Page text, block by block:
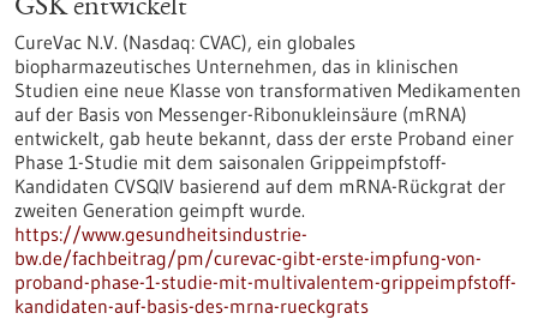
GSK entwickelt
CureVac N.V. (Nasdaq: CVAC), ein globales
biopharmazeutisches Unternehmen, das in klinischen
Studien eine neue Klasse von transformativen Medikamenten
auf der Basis von Messenger-Ribonukleinsäure (mRNA)
entwickelt, gab heute bekannt, dass der erste Proband einer
Phase 1-Studie mit dem saisonalen Grippeimpfstoff-
Kandidaten CVSQIV basierend auf dem mRNA-Rückgrat der
zweiten Generation geimpft wurde.
https://www.gesundheitsindustrie-
bw.de/fachbeitrag/pm/curevac-gibt-erste-impfung-von-
proband-phase-1-studie-mit-multivalentem-grippeimpfstoff-
kandidaten-auf-basis-des-mrna-rueckgrats